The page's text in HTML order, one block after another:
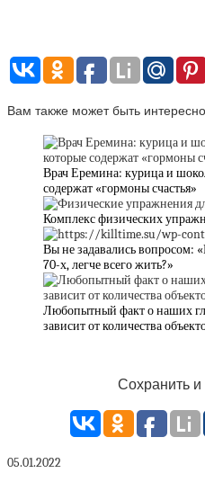
Вам также может быть
Врач Еремина: курица и
содержат «гормоны счастья»
Комплекс физических
Вы не задавались
70-х, легче всего жить?»
Любопытный факт о наших
зависит от количества
Сохранить и
05.01.2022